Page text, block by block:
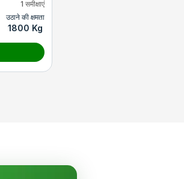
1 समीक्षाएं
उठाने की क्षमता
1800 Kg